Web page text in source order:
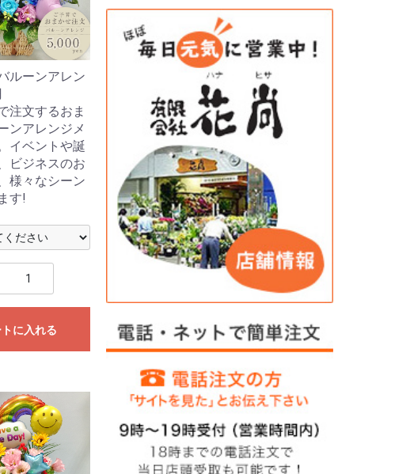
ルーンアレン
注文するおま
ンアレンジメ
イベントや誕
ビジネスのお
様々なシーン
す!
に入れる